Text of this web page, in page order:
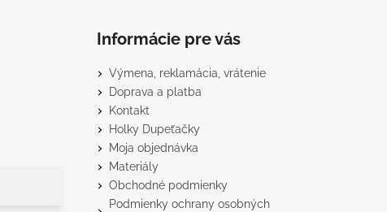
Informácie pre vás
Výmena, reklamácia, vrátenie
Doprava a platba
Kontakt
Holky Dupeťačky
Moja objednávka
Materiály
Obchodné podmienky
Podmienky ochrany osobných